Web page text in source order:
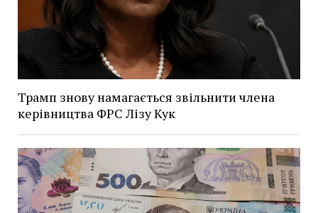
Трамп знову намагається звільнити члена
керівництва ФРС Лізу Кук